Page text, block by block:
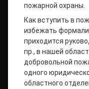
пожарной охраны.
Как вступить в
избежать
приходится
пр., в нашей
добровольной
одного
областного